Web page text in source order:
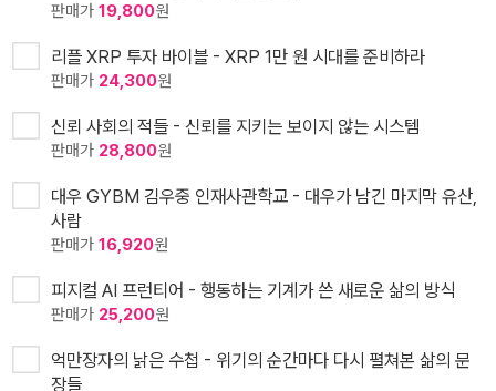
판매가 19,800원
리플 XRP 투자 바이블 - XRP 1만 원 시대를 준비하라
판매가 24,300원
신뢰 사회의 적들 - 신뢰를 지키는 보이지 않는 시스템
판매가 28,800원
대우 GYBM 김우중 인재사관학교 - 대우가 남긴 마지막 유산,
사람
판매가 16,920원
피지컬 AI 프런티어 - 행동하는 기계가 쓴 새로운 삶의 방식
판매가 25,200원
억만장자의 낡은 수첩 - 위기의 순간마다 다시 펼쳐본 삶의 문
장들